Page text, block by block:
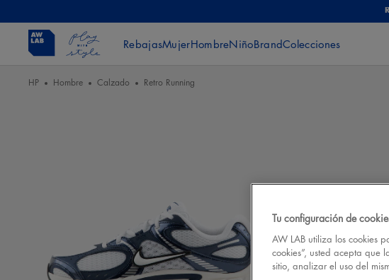
RebajasMujerHombreNiñoBrandColecciones
HP Hombre Calzado Retro Running
Tu configuración de
AW LAB utiliza los cookies
cookies”, usted acepta que
sitio, analizar el uso del